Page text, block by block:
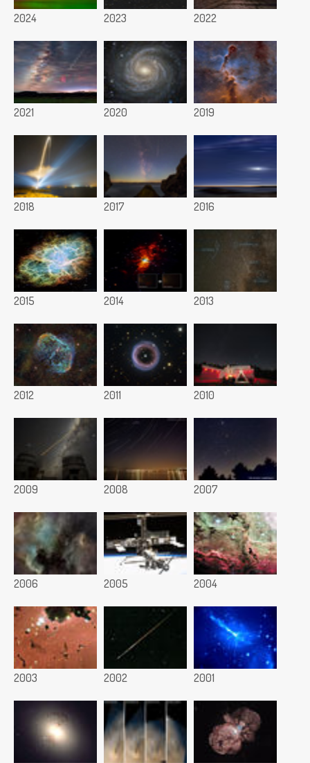
2024 2023 2022
2021 2020 2019
2018 2017 2016
2015 2014 2013
2012 2011 2010
2009 2008 2007
2006 2005 2004
2003 2002 2001